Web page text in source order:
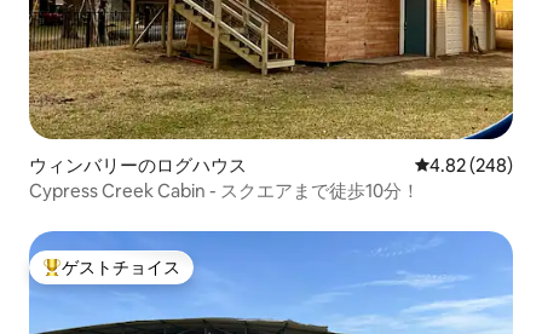
ウィンバリーのログハウス レビュー248
4.82 (248)
Cypress Creek Cabin - スクエアまで徒歩10分！
大好評のゲストチョイスです。
ゲストチョイス